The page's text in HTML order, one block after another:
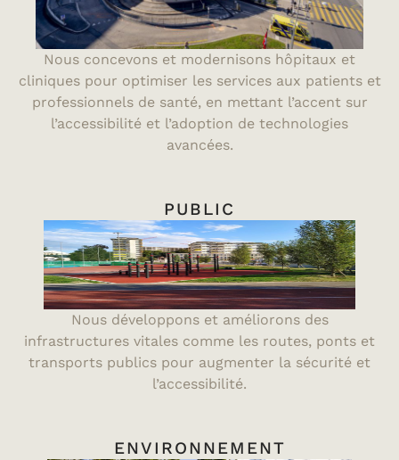
Nous concevons et modernisons hôpitaux et
cliniques pour optimiser les services aux patients et
professionnels de santé, en mettant l’accent sur
l’accessibilité et l’adoption de technologies
avancées.
PUBLIC
Nous développons et améliorons des
infrastructures vitales comme les routes, ponts et
transports publics pour augmenter la sécurité et
l’accessibilité.
ENVIRONNEMENT